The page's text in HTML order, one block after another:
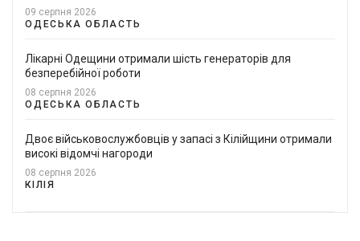
09 серпня 2026
ОДЕСЬКА ОБЛАСТЬ
Лікарні Одещини отримали шість генераторів для
безперебійної роботи
08 серпня 2026
ОДЕСЬКА ОБЛАСТЬ
Двоє військовослужбовців у запасі з Кілійщини отримали
високі відомчі нагороди
08 серпня 2026
КІЛІЯ